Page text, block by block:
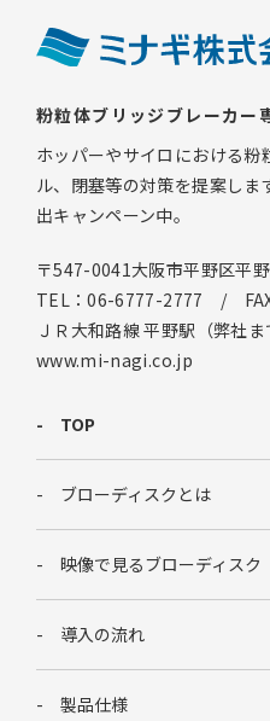
粉粒体ブリッジブレーカー
ホッパーやサイロにおける
ル、閉塞等の対策を提案し
出キャンペーン中。
〒547-0041大阪市平野区平
TEL：06-6777-2777 /
ＪＲ大和路線 平野駅（弊社ま
www.mi-nagi.co.jp
TOP
ブローディスクとは
映像で見るブローディスク
導入の流れ
製品仕様